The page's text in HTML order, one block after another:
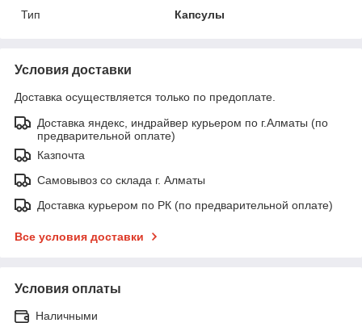
Тип
Капсулы
Условия доставки
Доставка осуществляется только по предоплате.
Доставка яндекс, индрайвер курьером по г.Алматы (по
предварительной оплате)
Казпочта
Самовывоз со склада г. Алматы
Доставка курьером по РК (по предварительной оплате)
Все условия доставки
Условия оплаты
Наличными